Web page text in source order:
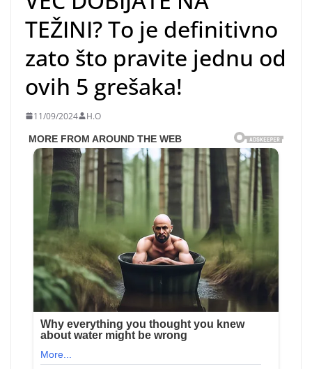
TEŽINI? To je definitivno
zato što pravite jednu od
ovih 5 grešaka!
11/09/2024 H.O